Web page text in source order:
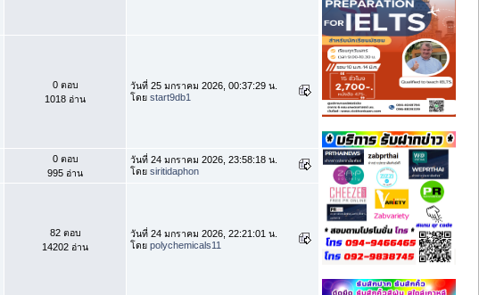
0 ตอบ
1018 อ่าน
วันที่ 25 มกราคม 2026, 00:37:29 น.
โดย start9db1
0 ตอบ
995 อ่าน
วันที่ 24 มกราคม 2026, 23:58:18 น.
โดย siritidaphon
82 ตอบ
14202 อ่าน
วันที่ 24 มกราคม 2026, 22:21:01 น.
โดย polychemicals11